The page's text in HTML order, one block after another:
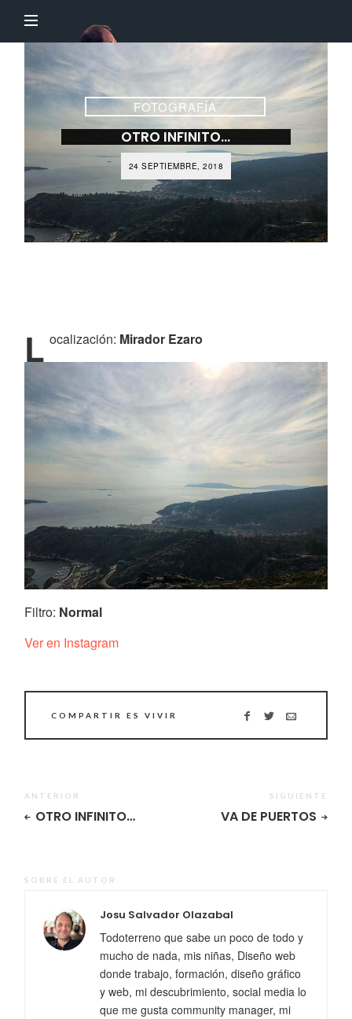
Profesor
Chillón
FOTOGRAFÍA
OTRO INFINITO…
24 SEPTIEMBRE, 2018
L ocalización: Mirador Ezaro
Filtro: Normal
Ver en Instagram
COMPARTIR ES VIVIR
ANTERIOR
OTRO INFINITO…
SIGUIENTE
VA DE PUERTOS
SOBRE EL AUTOR
Josu Salvador Olazabal
Todoterreno que sabe un poco de todo y
mucho de nada, mis niñas, Diseño web
donde trabajo, formación, diseño gráfico
y web, mi descubrimiento, social media lo
que me gusta community manager, mi